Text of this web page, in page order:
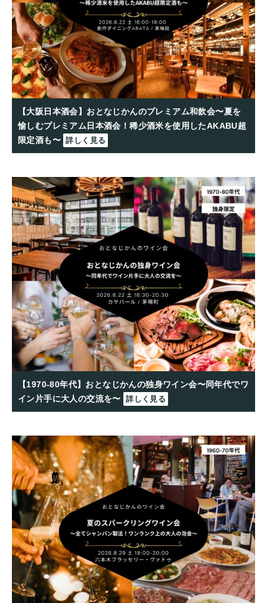
【大阪日本酒会】おとなじかんのプレミアム和飲会〜夏を
愉しむプレミアム日本酒会！稀少酒米を使用したAKABU超
限定酒も〜 詳しく見る
【1970-80年代】おとなじかんの独身ワイン会〜同年代でワ
イン片手に大人の交流を〜
詳しく見る